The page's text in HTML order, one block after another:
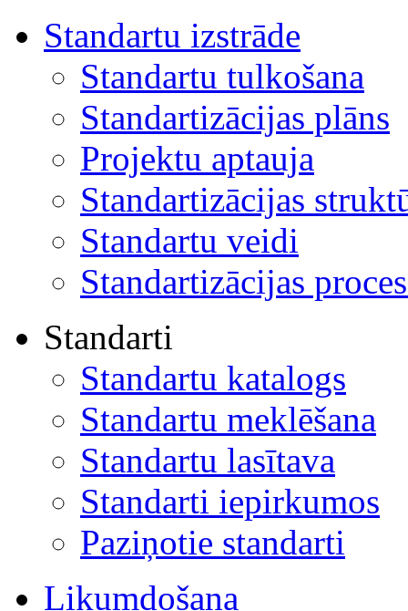
Standartu izstrāde
Standartu tulkošana
Standartizācijas plāns
Projektu aptauja
Standartizācijas
Standartu veidi
Standartizācijas
Standarti
Standartu katalogs
Standartu meklēšana
Standartu lasītava
Standarti iepirkumos
Paziņotie standarti
Likumdošana